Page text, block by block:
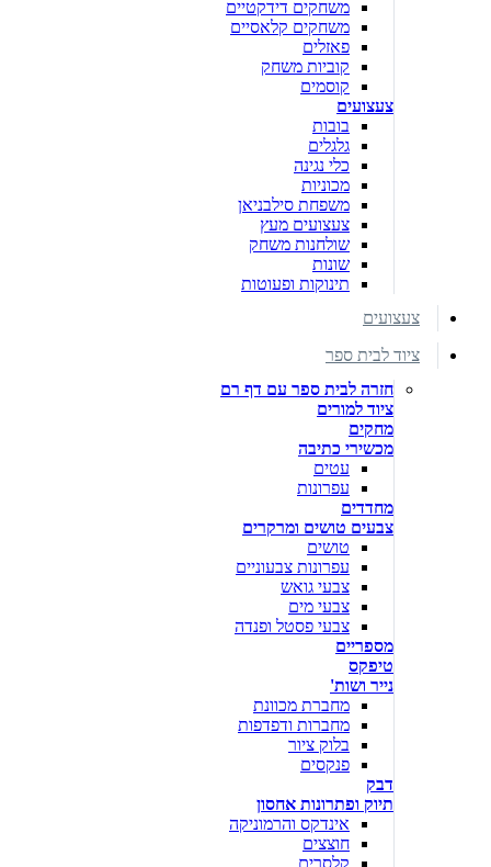
משחקים דידקטיים
משחקים קלאסיים
פאזלים
קוביות משחק
קוסמים
צעצועים
בובות
גלגלים
כלי נגינה
מכוניות
משפחת סילבניאן
צעצועים מעץ
שולחנות משחק
שונות
תינוקות ופעוטות
צעצועים
ציוד לבית ספר
חזרה לבית ספר עם דף רם
ציוד למורים
מחקים
מכשירי כתיבה
עטים
עפרונות
מחדדים
צבעים טושים ומרקרים
טושים
עפרונות צבעוניים
צבעי גואש
צבעי מים
צבעי פסטל ופנדה
מספריים
טיפקס
נייר ושות'
מחברת מכוונת
מחברות ודפדפות
בלוק ציור
פנקסים
דבק
תיוק ופתרונות אחסון
אינדקס והרמוניקה
חוצצים
קלסרים